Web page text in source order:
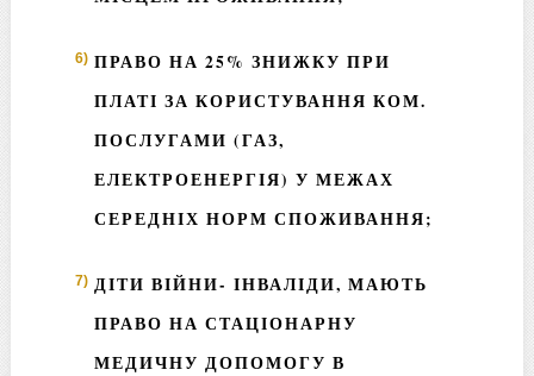
ПРАВО НА 25% ЗНИЖКУ ПРИ
ПЛАТІ ЗА КОРИСТУВАННЯ КОМ.
ПОСЛУГАМИ (ГАЗ,
ЕЛЕКТРОЕНЕРГІЯ) У МЕЖАХ
СЕРЕДНІХ НОРМ СПОЖИВАННЯ;
ДІТИ ВІЙНИ- ІНВАЛІДИ, МАЮТЬ
ПРАВО НА СТАЦІОНАРНУ
МЕДИЧНУ ДОПОМОГУ В